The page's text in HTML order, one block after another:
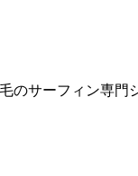
のサーフィン専門